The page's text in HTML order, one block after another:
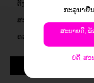
ຕັ້ງລົດມາ
ສະຫມັກ
ຄວາມສະແດງການດຳເນີນ
ກະລຸນາຢື
ສະບາຍດີ, ຂ້
ບໍ່ດີ, ສອ